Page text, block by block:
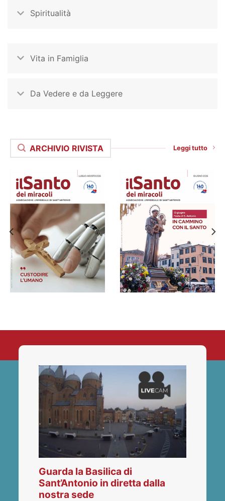
Spiritualità
Vita in Famiglia
Da Vedere e da Leggere
ARCHIVIO RIVISTA Leggi tutto
Guarda la Basilica di
Sant’Antonio in diretta dalla
nostra sede